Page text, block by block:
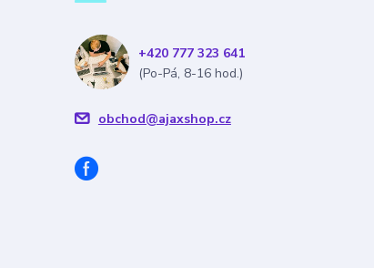
+420 777 323 641
(Po-Pá, 8-16 hod.)
obchod@ajaxshop.cz